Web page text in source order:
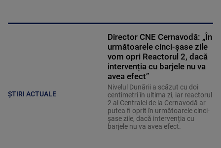
ȘTIRI ACTUALE
Director CNE Cernavodă: „În
următoarele cinci-șase zile
vom opri Reactorul 2, dacă
intervenția cu barjele nu va
avea efect”
Nivelul Dunării a scăzut cu doi
centimetri în ultima zi, iar reactorul
2 al Centralei de la Cernavodă ar
putea fi oprit în următoarele cinci-
șase zile, dacă intervenția cu
barjele nu va avea efect.